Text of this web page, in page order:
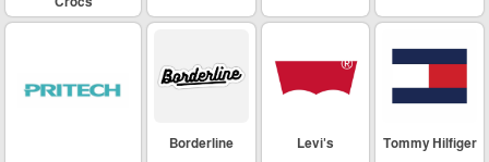
Tommy Hilfiger
Levi's
Borderline